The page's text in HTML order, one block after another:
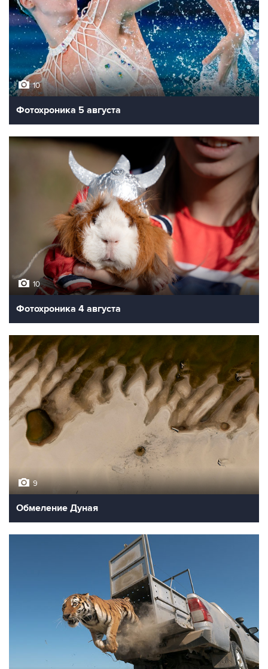
10
Фотохроника 5 августа
10
Фотохроника 4 августа
9
Обмеление Дуная